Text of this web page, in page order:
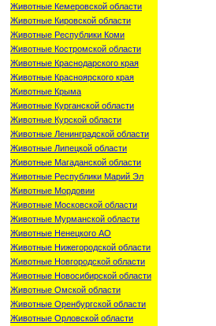
Животные Кемеровской области
Животные Кировской области
Животные Республики Коми
Животные Костромской области
Животные Краснодарского края
Животные Красноярского края
Животные Крыма
Животные Курганской области
Животные Курской области
Животные Ленинградской области
Животные Липецкой области
Животные Магаданской области
Животные Республики Марий Эл
Животные Мордовии
Животные Московской области
Животные Мурманской области
Животные Ненецкого АО
Животные Нижегородской области
Животные Новгородской области
Животные Новосибирской области
Животные Омской области
Животные Оренбургской области
Животные Орловской области